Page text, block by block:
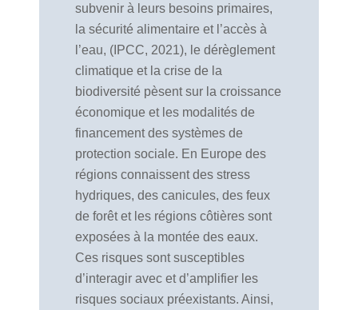
subvenir à leurs besoins primaires,
la sécurité alimentaire et l’accès à
l’eau, (IPCC, 2021), le dérèglement
climatique et la crise de la
biodiversité pèsent sur la croissance
économique et les modalités de
financement des systèmes de
protection sociale. En Europe des
régions connaissent des stress
hydriques, des canicules, des feux
de forêt et les régions côtières sont
exposées à la montée des eaux.
Ces risques sont susceptibles
d’interagir avec et d’amplifier les
risques sociaux préexistants. Ainsi,